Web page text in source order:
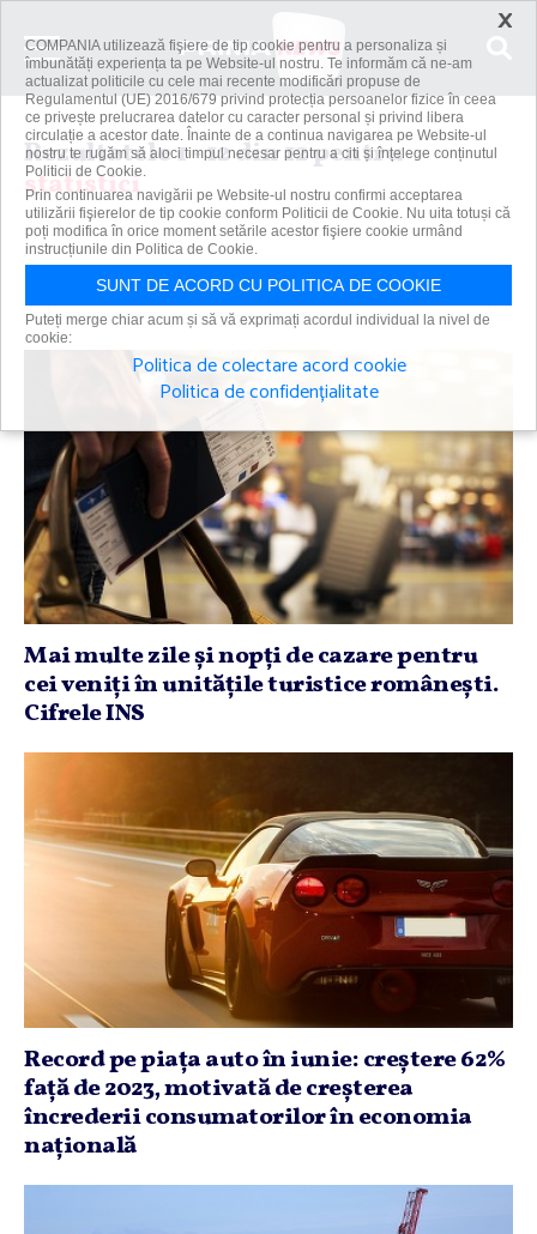
Rezultatele 1 - 12 din 12 pentru
statistici
Caută
Mai multe zile şi nopţi de cazare pentru
cei veniţi în unităţile turistice româneşti.
Cifrele INS
Record pe piaţa auto în iunie: creştere 62%
faţă de 2023, motivată de creşterea
încrederii consumatorilor în economia
naţională
×
COMPANIA utilizează fişiere de tip cookie pentru a personaliza și
îmbunătăți experiența ta pe Website-ul nostru. Te informăm că ne-am
actualizat politicile cu cele mai recente modificări propuse de
Regulamentul (UE) 2016/679 privind protecția persoanelor fizice în ceea
ce privește prelucrarea datelor cu caracter personal și privind libera
circulație a acestor date. Înainte de a continua navigarea pe Website-ul
nostru te rugăm să aloci timpul necesar pentru a citi și înțelege conținutul
Politicii de Cookie.
Prin continuarea navigării pe Website-ul nostru confirmi acceptarea
utilizării fişierelor de tip cookie conform Politicii de Cookie. Nu uita totuși că
poți modifica în orice moment setările acestor fişiere cookie urmând
instrucțiunile din Politica de Cookie.
SUNT DE ACORD CU POLITICA DE COOKIE
Puteți merge chiar acum și să vă exprimați acordul individual la nivel de
cookie:
Politica de colectare acord cookie
Politica de confidențialitate